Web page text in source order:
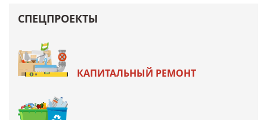
СПЕЦПРОЕКТЫ
КАПИТАЛЬНЫЙ РЕМОНТ